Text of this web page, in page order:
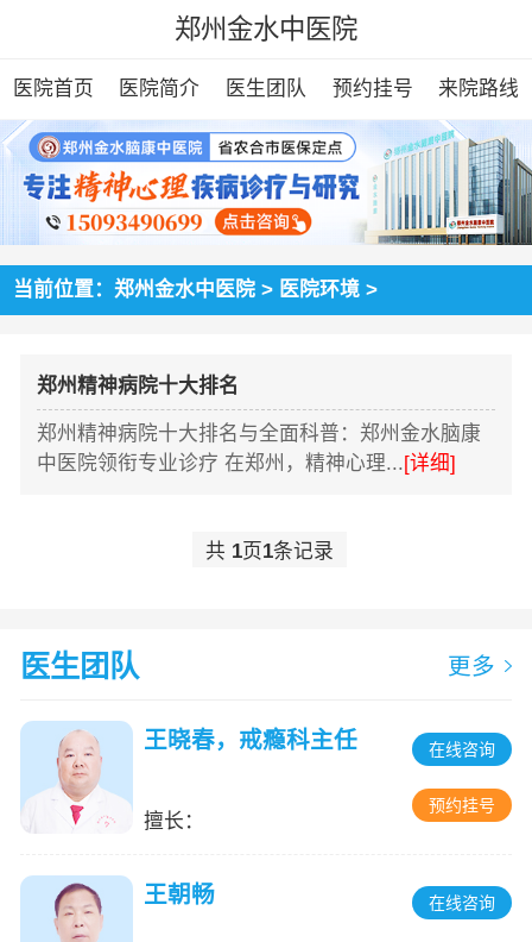
郑州金水中医院
医院首页 医院简介 医生团队 预约挂号 来院路线
当前位置：郑州金水中医院 > 医院环境 >
郑州精神病院十大排名
郑州精神病院十大排名与全面科普：郑州金水脑康
中医院领衔专业诊疗 在郑州，精神心理...[详细]
共 1页1条记录
医生团队 更多
王晓春，戒瘾科主任
擅长：
在线咨询
预约挂号
王朝畅 在线咨询